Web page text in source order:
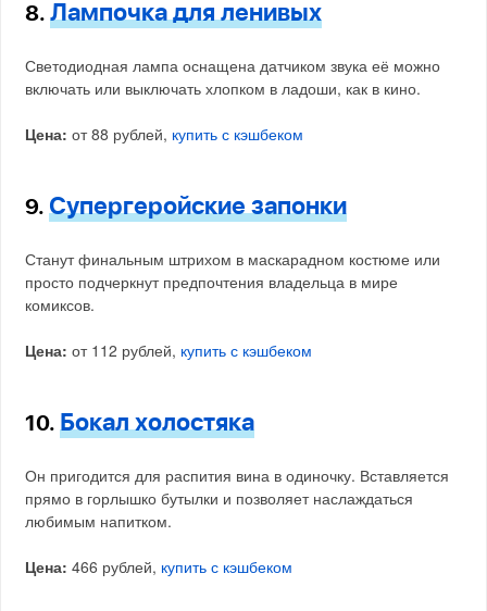
8.Лампочка для ленивых
Светодиодная лампа оснащена датчиком звука её можно
включать или выключать хлопком в ладоши, как в кино.
Цена: от 88 рублей, купить с кэшбеком
9.Супергеройские запонки
Станут финальным штрихом в маскарадном костюме или
просто подчеркнут предпочтения владельца в мире
комиксов.
Цена: от 112 рублей, купить с кэшбеком
10.Бокал холостяка
Он пригодится для распития вина в одиночку. Вставляется
прямо в горлышко бутылки и позволяет наслаждаться
любимым напитком.
Цена: 466 рублей, купить с кэшбеком